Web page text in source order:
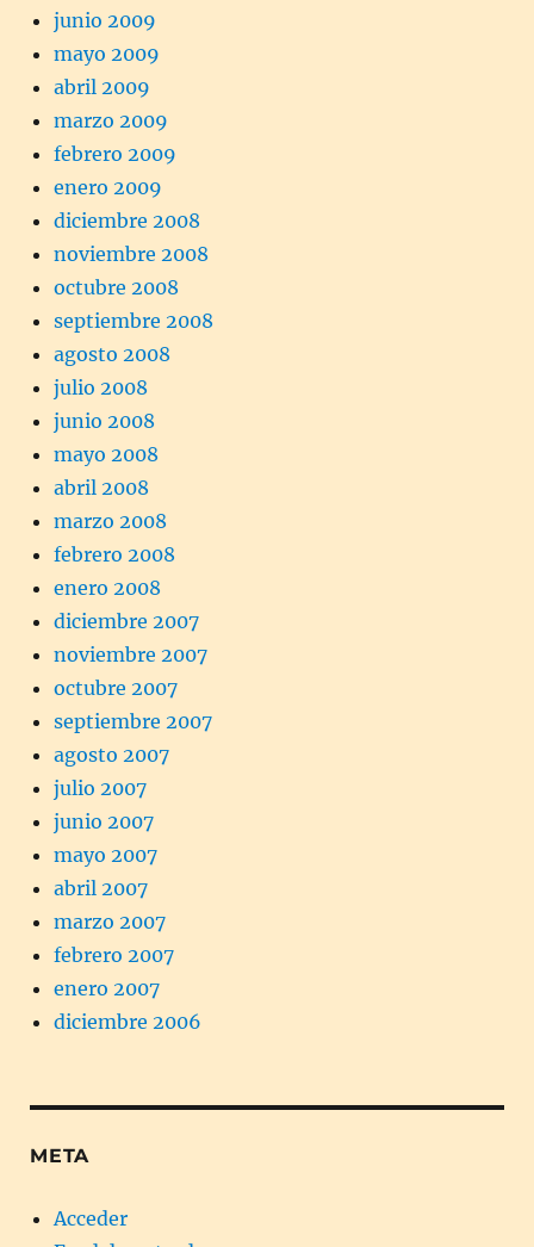
junio 2009
mayo 2009
abril 2009
marzo 2009
febrero 2009
enero 2009
diciembre 2008
noviembre 2008
octubre 2008
septiembre 2008
agosto 2008
julio 2008
junio 2008
mayo 2008
abril 2008
marzo 2008
febrero 2008
enero 2008
diciembre 2007
noviembre 2007
octubre 2007
septiembre 2007
agosto 2007
julio 2007
junio 2007
mayo 2007
abril 2007
marzo 2007
febrero 2007
enero 2007
diciembre 2006
META
Acceder